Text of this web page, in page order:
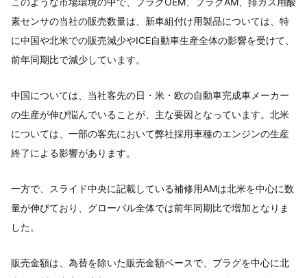
素センサの当社の販売数量は、新車組付け用製品については、特
に中国や北米での販売減少やICE自動車生産全体の影響を受けて、
前年同期比で減少しています。
中国については、当社客先の日・米・欧の自動車完成車メーカー
の生産が伸び悩んでいることが、主な要因となっています。北米
については、一部の客先において弊社採用車種のエンジンの生産
終了による影響があります。
一方で、スライド中央に記載している補修用AMは北米を中心に数
量が伸びており、グローバル全体では前年同期比で増加となりま
した。
販売金額は、為替を除いた販売金額ベースで、プラグを中心に北